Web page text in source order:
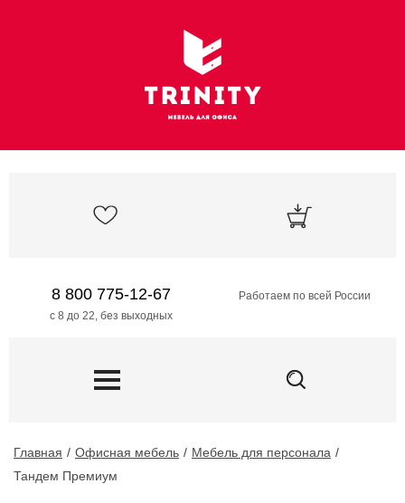
8 800 775-12-67
с 8 до 22, без выходных
Работаем по всей России
Главная Офисная мебель
Мебель для персонала
Тандем Премиум